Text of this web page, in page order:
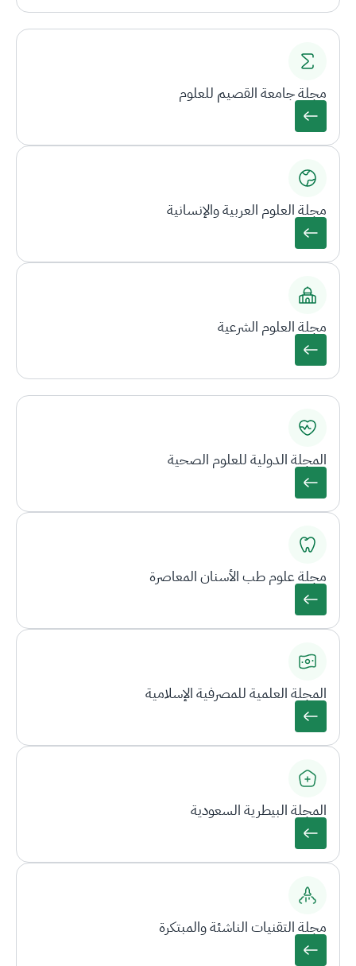
مجلة جامعة القصيم للعلوم
مجلة العلوم العربية والإنسانية
مجلة العلوم الشرعية
المجلة الدولية للعلوم الصحية
مجلة علوم طب الأسنان المعاصرة
المجلة العلمية للمصرفية الإسلامية
المجلة البيطرية السعودية
مجلة التقنيات الناشئة والمبتكرة